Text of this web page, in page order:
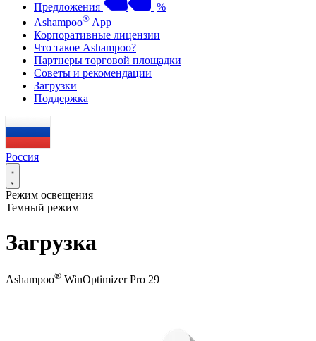
Предложения
%
Ashampoo® App
Корпоративные лицензии
Что такое Ashampoo?
Партнеры торговой площадки
Советы и рекомендации
Загрузки
Поддержка
Россия
Режим освещения
Темный режим
Загрузка
Ashampoo® WinOptimizer Pro 29